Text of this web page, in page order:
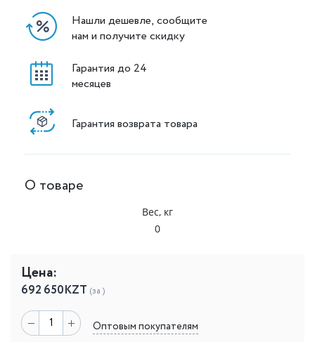
Нашли дешевле, сообщите
нам и получите скидку
Гарантия до 24
месяцев
Гарантия возврата товара
О товаре
Вес, кг
0
Цена:
692 650KZT (за )
Оптовым покупателям